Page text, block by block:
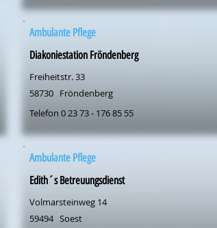
Ambulante Pflege
Diakoniestation Fröndenberg
Freiheitstr. 33
58730 Fröndenberg
Telefon 0 23 73 - 176 85 55
Ambulante Pflege
Edith´s Betreuungsdienst
Volmarsteinweg 14
59494 Soest